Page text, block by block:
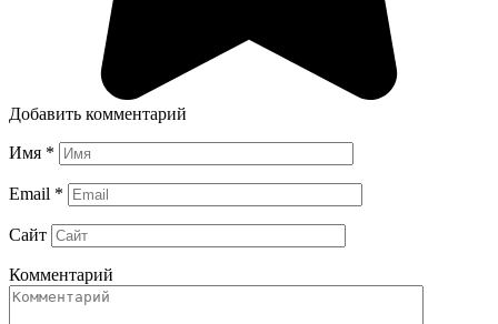
Добавить комментарий
Имя *
Email *
Сайт
Комментарий